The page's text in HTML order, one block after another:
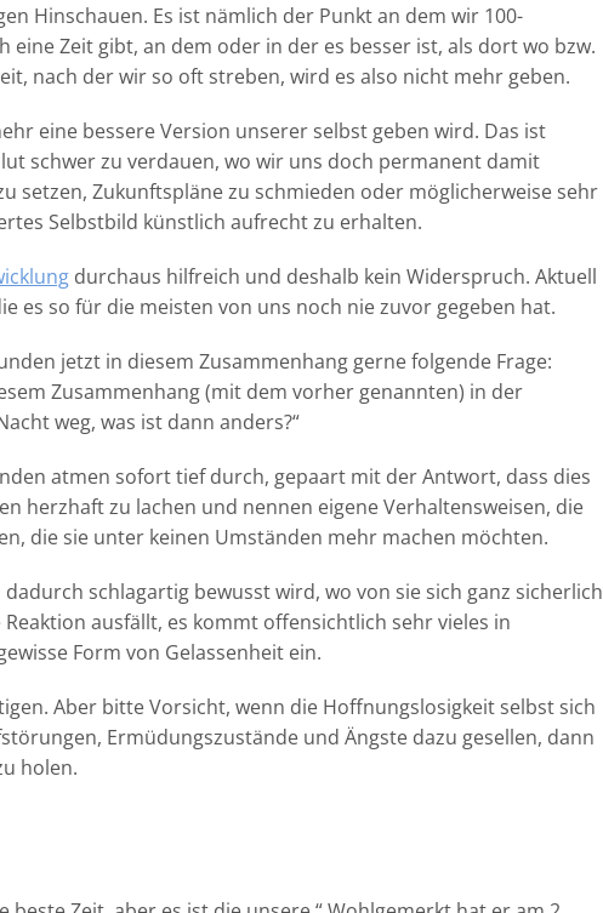
Hinschauen. Es ist nämlich der Punkt an dem wir 100-
Zeit gibt, an dem oder in der es besser ist, als dort wo bzw.
nach der wir so oft streben, wird es also nicht mehr geben.
eine bessere Version unserer selbst geben wird. Das ist
schwer zu verdauen, wo wir uns doch permanent damit
setzen, Zukunftspläne zu schmieden oder möglicherweise sehr
Selbstbild künstlich aufrecht zu erhalten.
durchaus hilfreich und deshalb kein Widerspruch. Aktuell
so für die meisten von uns noch nie zuvor gegeben hat.
jetzt in diesem Zusammenhang gerne folgende Frage:
Zusammenhang (mit dem vorher genannten) in der
weg, was ist dann anders?“
atmen sofort tief durch, gepaart mit der Antwort, dass dies
herzhaft zu lachen und nennen eigene Verhaltensweisen, die
die sie unter keinen Umständen mehr machen möchten.
schlagartig bewusst wird, wo von sie sich ganz sicherlich
ausfällt, es kommt offensichtlich sehr vieles in
Form von Gelassenheit ein.
Aber bitte Vorsicht, wenn die Hoffnungslosigkeit selbst sich
Ermüdungszustände und Ängste dazu gesellen, dann
holen.